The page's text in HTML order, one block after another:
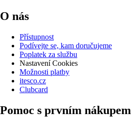
O nás
Přístupnost
Podívejte se, kam doručujeme
Poplatek za službu
Nastavení Cookies
Možnosti platby
itesco.cz
Clubcard
Pomoc s prvním nákupem